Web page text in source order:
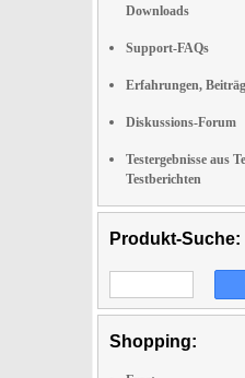
Downloads
Support-FAQs
Erfahrungen,
Diskussions-Forum
Testergebnisse aus
Testberichten
Produkt-Suche:
Shopping: